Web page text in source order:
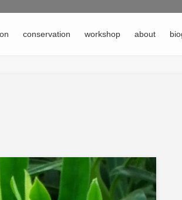
る迷いや選択を 言葉にしています。 コンサベー
conservation workshop about